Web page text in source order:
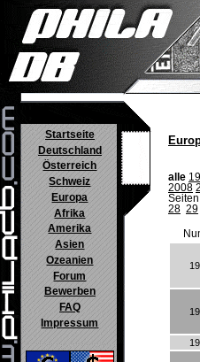
Startseite
Deutschland
Österreich
Schweiz
Europa
Afrika
Amerika
Asien
Ozeanien
Forum
Bewerben
FAQ
Impressum
alle
2008
28 29